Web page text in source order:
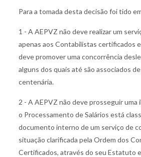
Para a tomada desta decisão foi tido
1 - A AEPVZ não deve realizar um
apenas aos Contabilistas certificados
deve promover uma concorrência
alguns dos quais até são associados
centenária.
2 - A AEPVZ não deve prosseguir uma
o Processamento de Salários está
documento interno de um serviço de
situação clarificada pela Ordem dos
Certificados, através do seu Estatuto